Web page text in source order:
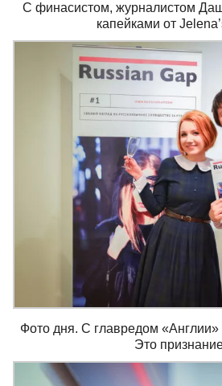
С финасистом, журналистом
капейками от
Фото дня. С главредом
Это